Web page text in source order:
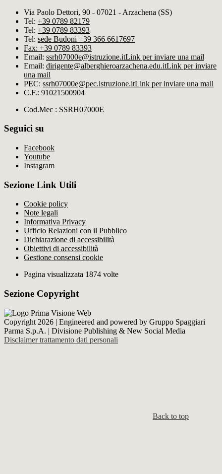
Via Paolo Dettori, 90 - 07021 - Arzachena (SS)
Tel: +39 0789 82179
Tel: +39 0789 83393
Tel: sede Budoni +39 366 6617697
Fax: +39 0789 83393
Email: ssrh07000e@istruzione.itLink per inviare una mail
Email: dirigente@alberghieroarzachena​.edu.itLink per inviare
una mail
PEC: ssrh07000e@pec.istruzione.itLink per inviare una mail
C.F.: 91021500904
Cod.Mec : SSRH07000E
Seguici su
Facebook
Youtube
Instagram
Sezione Link Utili
Cookie policy
Note legali
Informativa Privacy
Ufficio Relazioni con il Pubblico
Dichiarazione di accessibilità
Obiettivi di accessibilità
Gestione consensi cookie
Pagina visualizzata 1874 volte
Sezione Copyright
Copyright 2026 | Engineered and powered by Gruppo Spaggiari
Parma S.p.A. | Divisione Publishing & New Social Media
Disclaimer trattamento dati personali
Back to top